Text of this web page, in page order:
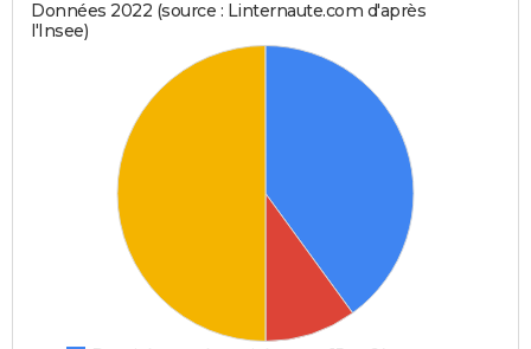
Données 2022 (source : Linternaute.com d'après
l'Insee)